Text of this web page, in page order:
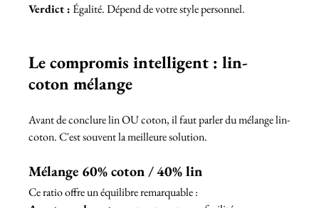
Verdict : Égalité. Dépend de votre style personnel.
Le compromis intelligent : lin-
coton mélange
Avant de conclure lin OU coton, il faut parler du mélange lin-
coton. C'est souvent la meilleure solution.
Mélange 60% coton / 40% lin
Ce ratio offre un équilibre remarquable :